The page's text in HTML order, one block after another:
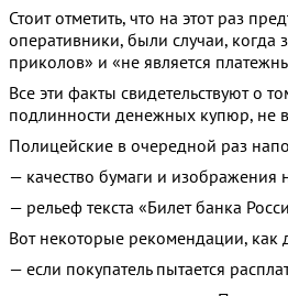
Стоит отметить, что на этот раз
оперативники, были случаи, когда
приколов» и «не является
Все эти факты свидетельствуют о
подлинности денежных купюр, не
Полицейские в очередной раз
— качество бумаги и изображения
— рельеф текста «Билет банка
Вот некоторые рекомендации, как
— если покупатель пытается